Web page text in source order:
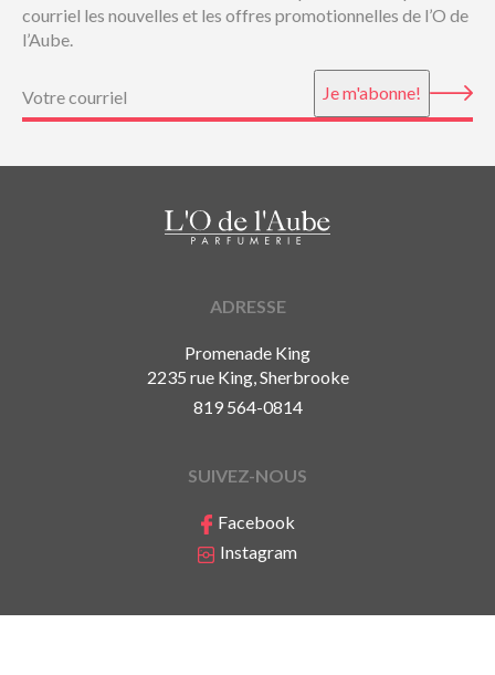
courriel les nouvelles et les offres promotionnelles de l’O de
l’Aube.
Je m'abonne!
ADRESSE
Promenade King
2235 rue King, Sherbrooke
819 564-0814
SUIVEZ-NOUS
Facebook
Instagram